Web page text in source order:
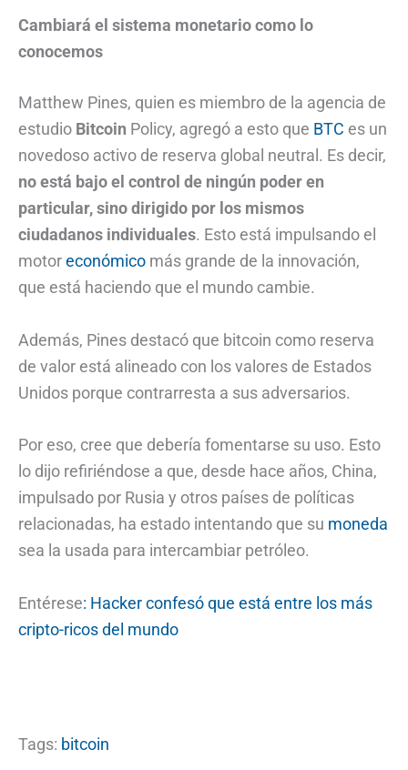
Cambiará el sistema monetario como lo
conocemos
Matthew Pines, quien es miembro de la agencia de
estudio Bitcoin Policy, agregó a esto que BTC es un
novedoso activo de reserva global neutral. Es decir,
no está bajo el control de ningún poder en
particular, sino dirigido por los mismos
ciudadanos individuales. Esto está impulsando el
motoreconómico más grande de la innovación,
que está haciendo que el mundo cambie.
Además, Pines destacó que bitcoin como reserva
de valor está alineado con los valores de Estados
Unidos porque contrarresta a sus adversarios.
Por eso, cree que debería fomentarse su uso. Esto
lo dijo refiriéndose a que, desde hace años, China,
impulsado por Rusia y otros países de políticas
relacionadas, ha estado intentando que su moneda
sea la usada para intercambiar petróleo.
Entérese: Hacker confesó que está entre los más
cripto-ricos del mundo
Tags: bitcoin